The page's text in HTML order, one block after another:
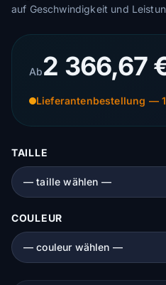
auf Geschwindigkeit und
Ab2 366,67
Lieferantenbestellung —
TAILLE
COULEUR